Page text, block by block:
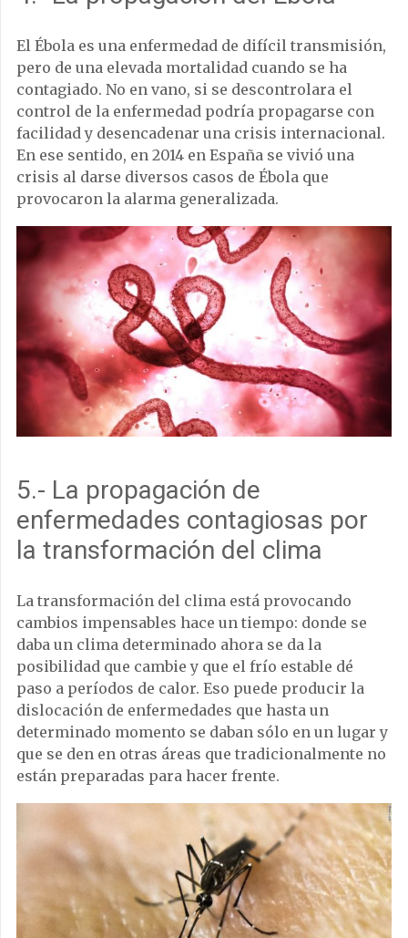
El Ébola es una enfermedad de difícil transmisión,
pero de una elevada mortalidad cuando se ha
contagiado. No en vano, si se descontrolara el
control de la enfermedad podría propagarse con
facilidad y desencadenar una crisis internacional.
En ese sentido, en 2014 en España se vivió una
crisis al darse diversos casos de Ébola que
provocaron la alarma generalizada.
5.- La propagación de
enfermedades contagiosas por
la transformación del clima
La transformación del clima está provocando
cambios impensables hace un tiempo: donde se
daba un clima determinado ahora se da la
posibilidad que cambie y que el frío estable dé
paso a períodos de calor. Eso puede producir la
dislocación de enfermedades que hasta un
determinado momento se daban sólo en un lugar y
que se den en otras áreas que tradicionalmente no
están preparadas para hacer frente.